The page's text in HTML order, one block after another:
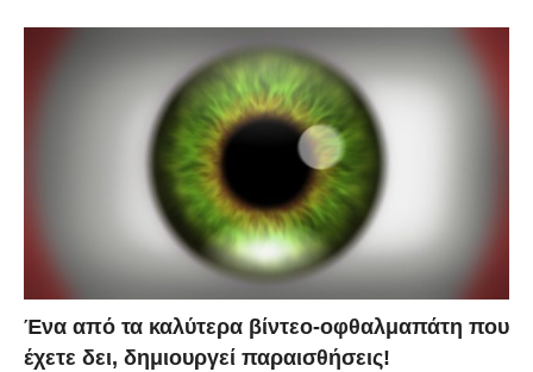
Ένα από τα καλύτερα βίντεο-οφθαλμαπάτη που
έχετε δει, δημιουργεί παραισθήσεις!